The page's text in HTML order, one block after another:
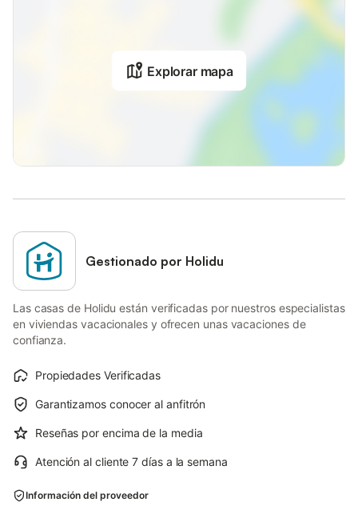
Explorar mapa
Gestionado por Holidu
Las casas de Holidu están verificadas por nuestros especialistas
en viviendas vacacionales y ofrecen unas vacaciones de
confianza.
Propiedades Verificadas
Garantizamos conocer al anfitrón
Reseñas por encima de la media
Atención al cliente 7 días a la semana
Información del proveedor